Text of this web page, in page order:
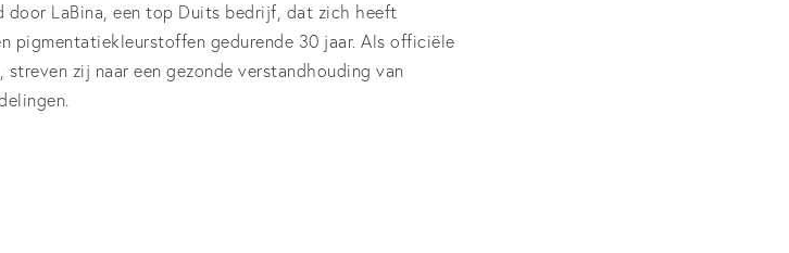
door LaBina, een top Duits bedrijf, dat zich heeft
pigmentatiekleurstoffen gedurende 30 jaar. Als officiële
zij naar een gezonde verstandhouding van